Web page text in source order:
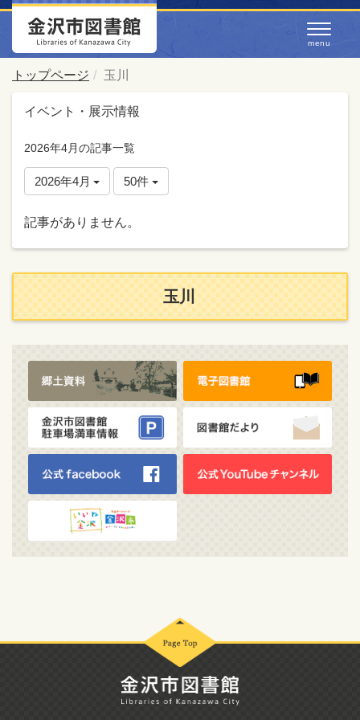
トップページ 玉川
イベント・展示情報
2026年4月の記事一覧
2026年4月 50件
記事がありません。
玉川